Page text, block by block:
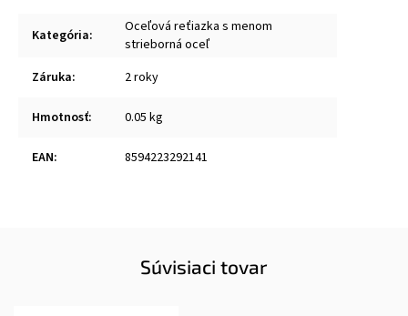
Kategória:
Oceľová reťiazka s menom
strieborná oceľ
Záruka: 2 roky
Hmotnosť: 0.05 kg
EAN: 8594223292141
Súvisiaci tovar